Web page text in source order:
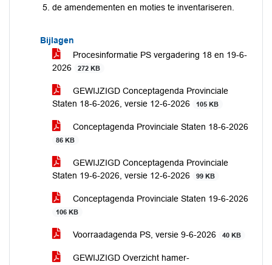
de amendementen en moties te inventariseren.
Bijlagen
Procesinformatie PS vergadering 18 en 19-6-
2026
272 KB
GEWIJZIGD Conceptagenda Provinciale
Staten 18-6-2026, versie 12-6-2026
105 KB
Conceptagenda Provinciale Staten 18-6-2026
86 KB
GEWIJZIGD Conceptagenda Provinciale
Staten 19-6-2026, versie 12-6-2026
99 KB
Conceptagenda Provinciale Staten 19-6-2026
106 KB
Voorraadagenda PS, versie 9-6-2026 40 KB
GEWIJZIGD Overzicht hamer-